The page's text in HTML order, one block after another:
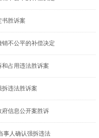
书胜诉案
不公平的补偿决定
占用违法胜诉案
违法胜诉案
府信息公开案胜诉
事人确认强拆违法